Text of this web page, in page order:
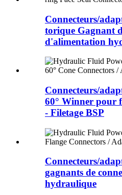
Connecteurs/
torique Gagnant
d'alimentation
Connecteurs/
60° Winner pour
- Filetage BSP
Connecteurs/
gagnants de
hydraulique